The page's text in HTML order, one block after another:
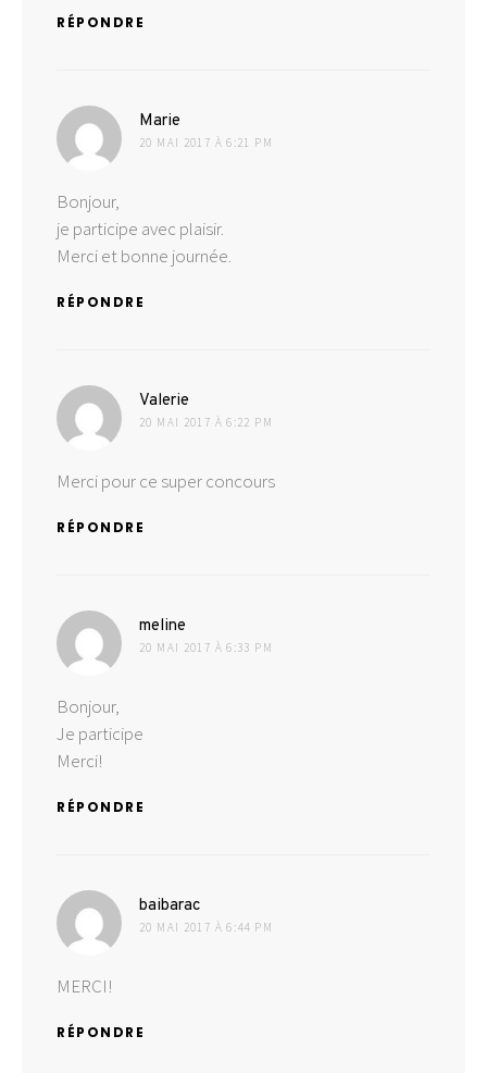
RÉPONDRE
Marie
20 MAI 2017 À 6:21 PM
Bonjour,
je participe avec plaisir.
Merci et bonne journée.
RÉPONDRE
Valerie
20 MAI 2017 À 6:22 PM
Merci pour ce super concours
RÉPONDRE
meline
20 MAI 2017 À 6:33 PM
Bonjour,
Je participe
Merci!
RÉPONDRE
baibarac
20 MAI 2017 À 6:44 PM
MERCI!
RÉPONDRE